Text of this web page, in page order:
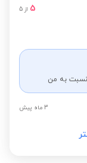
5 از 5
به من
3 ماه پیش